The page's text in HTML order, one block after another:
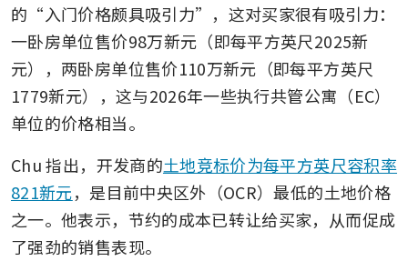
的“入门价格颇具吸引力”，这对买家很有吸引力：
一卧房单位售价98万新元（即每平方英尺2025新
元），两卧房单位售价110万新元（即每平方英尺
1779新元），这与2026年一些执行共管公寓（EC）
单位的价格相当。
Chu 指出，开发商的土地竞标价为每平方英尺容积率
821新元，是目前中央区外（OCR）最低的土地价格
之一。他表示，节约的成本已转让给买家，从而促成
了强劲的销售表现。